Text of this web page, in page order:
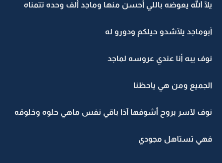
يلآ الله يعوضه باللي أحسن منها وماجد ألف وحده تتمناه
أبوماجد يلآشدو حيلكم ودورو له
نوف يبه أنا عندي عروسه لماجد
الجميع ومن هي ياحظنا
نوف لآسر بروح أشوفها آذا باقي نفس ماهي حلوه وخلوقه
فهي تستاهل مجودي